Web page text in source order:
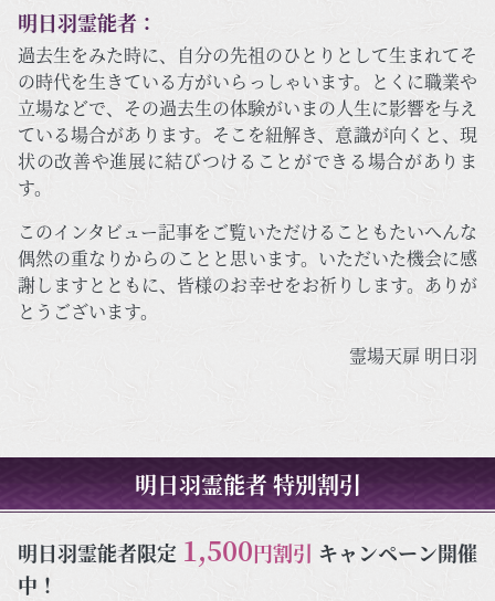
明日羽霊能者：
過去生をみた時に、自分の先祖のひとりとして生まれてそ
の時代を生きている方がいらっしゃいます。とくに職業や
立場などで、その過去生の体験がいまの人生に影響を与え
ている場合があります。そこを紐解き、意識が向くと、現
状の改善や進展に結びつけることができる場合がありま
す。
このインタビュー記事をご覧いただけることもたいへんな
偶然の重なりからのことと思います。いただいた機会に感
謝しますとともに、皆様のお幸せをお祈りします。ありが
とうございます。
霊場天扉 明日羽
明日羽霊能者 特別割引
明日羽霊能者限定 1,500円割引 キャンペーン開催
中！